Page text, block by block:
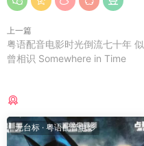
上一篇
粤语配音电影时光倒流七十年 似
曾相识 Somewhere in Time
无台标 · 粤语配音电影